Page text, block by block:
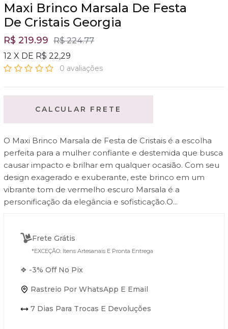
Maxi Brinco Marsala De Festa
De Cristais Georgia
R$ 219.99 R$ 224.77
12 X DE R$ 22,29
0 avaliações
CALCULAR FRETE
O Maxi Brinco Marsala de Festa de Cristais é a escolha
perfeita para a mulher confiante e destemida que busca
causar impacto e brilhar em qualquer ocasião. Com seu
design exagerado e exuberante, este brinco em um
vibrante tom de vermelho escuro Marsala é a
personificação da elegância e sofisticação.O...
Frete Grátis
*EXCEÇÃO: Itens Artesanais E Pronta Entrega
❖ -3% Off No Pix
Rastreio Por WhatsApp E Email
7 Dias Para Trocas E Devoluções